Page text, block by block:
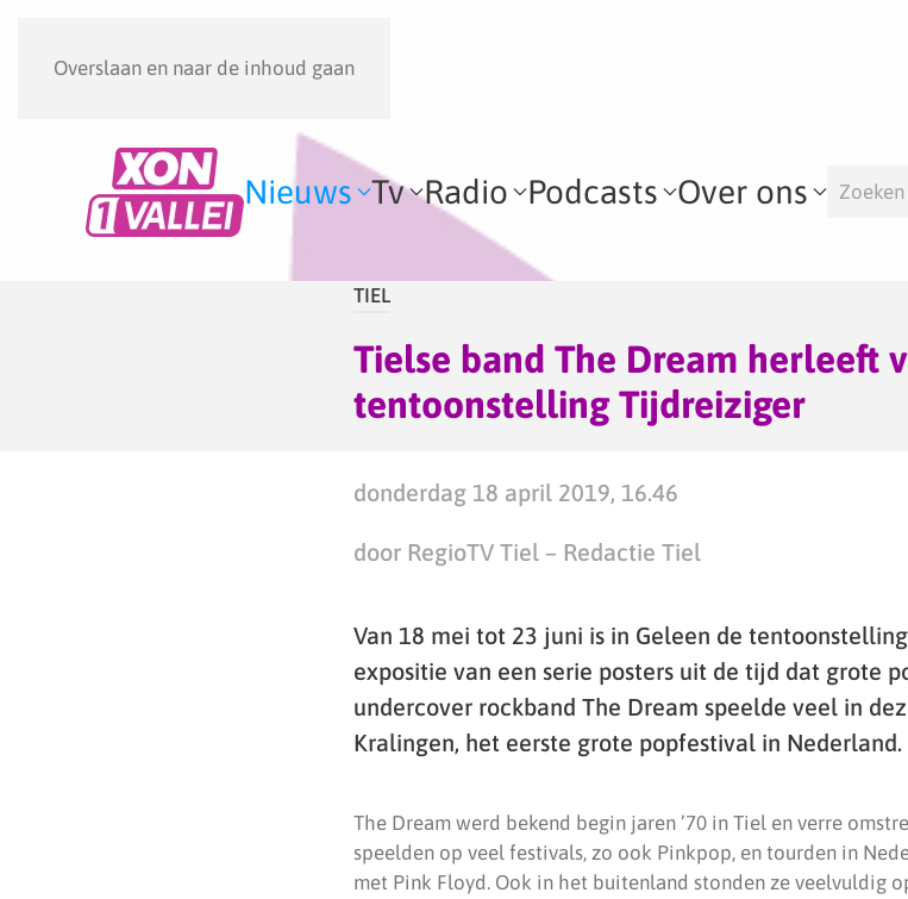
Overslaan en naar de inhoud gaan
Nieuws Tv Radio Podcasts Over ons
TIEL
Tielse band The Dream herleeft
tentoonstelling Tijdreiziger
donderdag 18 april 2019, 16.46
door RegioTV Tiel – Redactie Tiel
Van 18 mei tot 23 juni is in Geleen de
expositie van een serie posters uit de tijd dat grote
undercover rockband The Dream speelde veel in
Kralingen, het eerste grote popfestival in Nederland.
The Dream werd bekend begin jaren ’70 in Tiel en verre
speelden op veel festivals, zo ook Pinkpop, en tourden in
met Pink Floyd. Ook in het buitenland stonden ze veelvuldig